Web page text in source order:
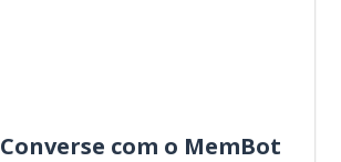
Converse com o MemBot